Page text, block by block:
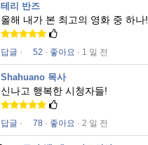
테리 반즈
올해 내가 본 최고의 영화 중 하나!
답글 · 52 · 좋아요 · 1 일 전
Shahuano 목사
신나고 행복한 시청자들!
답글 · 78 · 좋아요 · 2 일 전